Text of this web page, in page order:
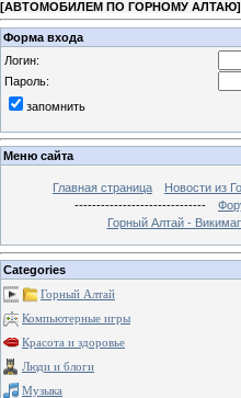
[АВТОМОБИЛЕМ ПО ГОРНОМУ АЛТАЮ]
Форма входа
Логин:
Пароль:
запомнить
Меню сайта
Главная страница Новости из
------------------------------
Горный Алтай -
Categories
Горный Алтай
Компьютерные игры
Красота и здоровье
Люди и блоги
Музыка